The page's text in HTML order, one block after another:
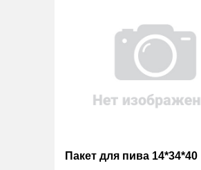
Пакет для пива 14*34*40